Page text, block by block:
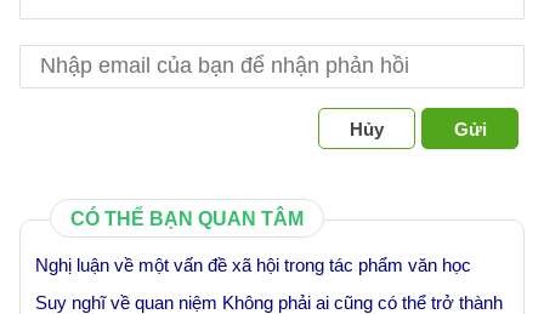
Hủy Gửi
CÓ THỂ BẠN QUAN TÂM
Nghị luận về một vấn đề xã hội trong tác phẩm văn học
Suy nghĩ về quan niệm Không phải ai cũng có thể trở thành